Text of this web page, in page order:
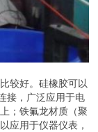
较好。硅橡胶可以
接，广泛应用于电
；铁氟龙材质（聚
应用于仪器仪表，